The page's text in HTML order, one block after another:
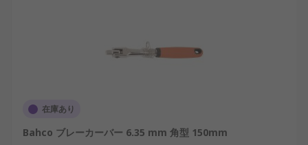
在庫あり
Bahco ブレーカーバー 6.35 mm 角型 150mm